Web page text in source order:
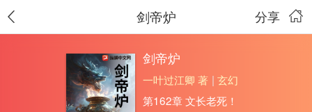
分享
剑帝炉
剑帝炉
一叶过江卿 著 | 玄幻
第162章 文长老死！